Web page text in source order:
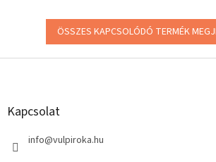
ÖSSZES KAPCSOLÓDÓ TERMÉK
L
Kapcsolat
info@vulpiroka.hu